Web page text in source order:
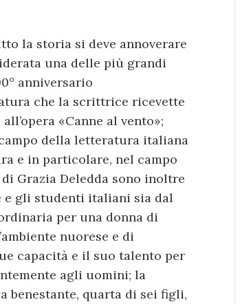
la storia si deve annoverare
una delle più grandi
anniversario
che la scrittrice ricevette
«Canne al vento»;
della letteratura italiana
e in particolare, nel campo
Grazia Deledda sono inoltre
e gli studenti italiani sia dal
per una donna di
nuorese e di
capacità e il suo talento per
agli uomini; la
benestante, quarta di sei figli,